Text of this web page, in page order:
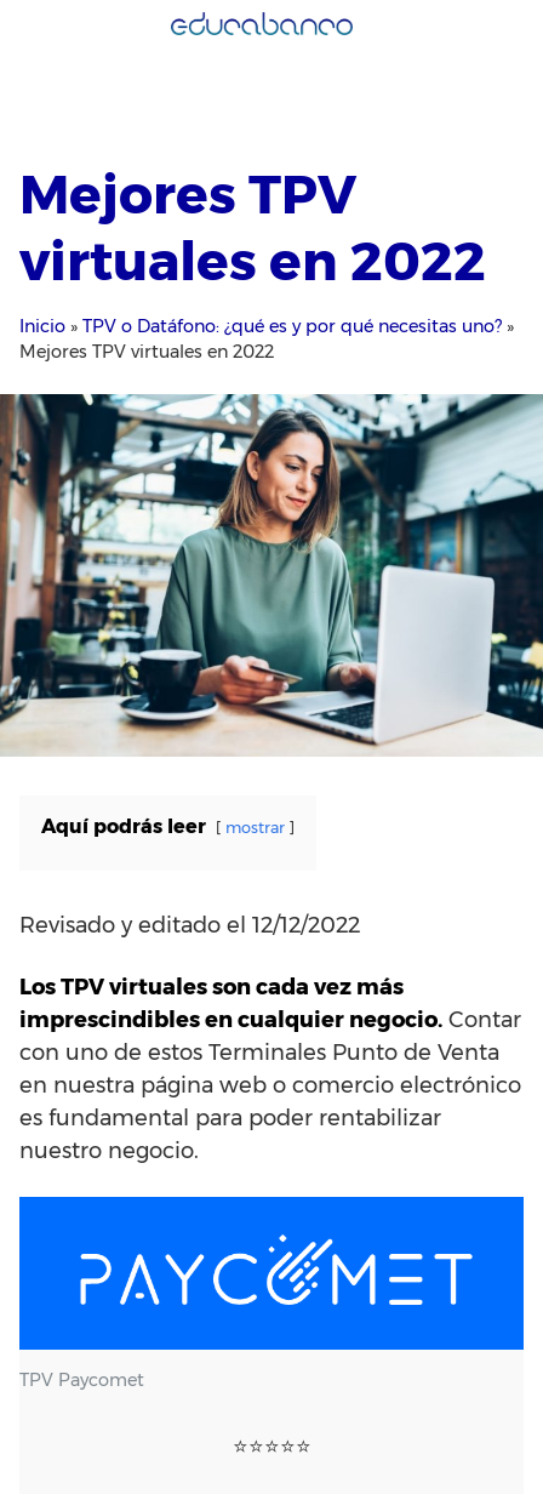
Mejores TPV
virtuales en 2022
Inicio » TPV o Datáfono: ¿qué es y por qué necesitas uno? »
Mejores TPV virtuales en 2022
Aquí podrás leer mostrar
Revisado y editado el 12/12/2022
Los TPV virtuales son cada vez más
imprescindibles en cualquier negocio. Contar
con uno de estos Terminales Punto de Venta
en nuestra página web o comercio electrónico
es fundamental para poder rentabilizar
nuestro negocio.
TPV Paycomet
⭐⭐⭐⭐⭐